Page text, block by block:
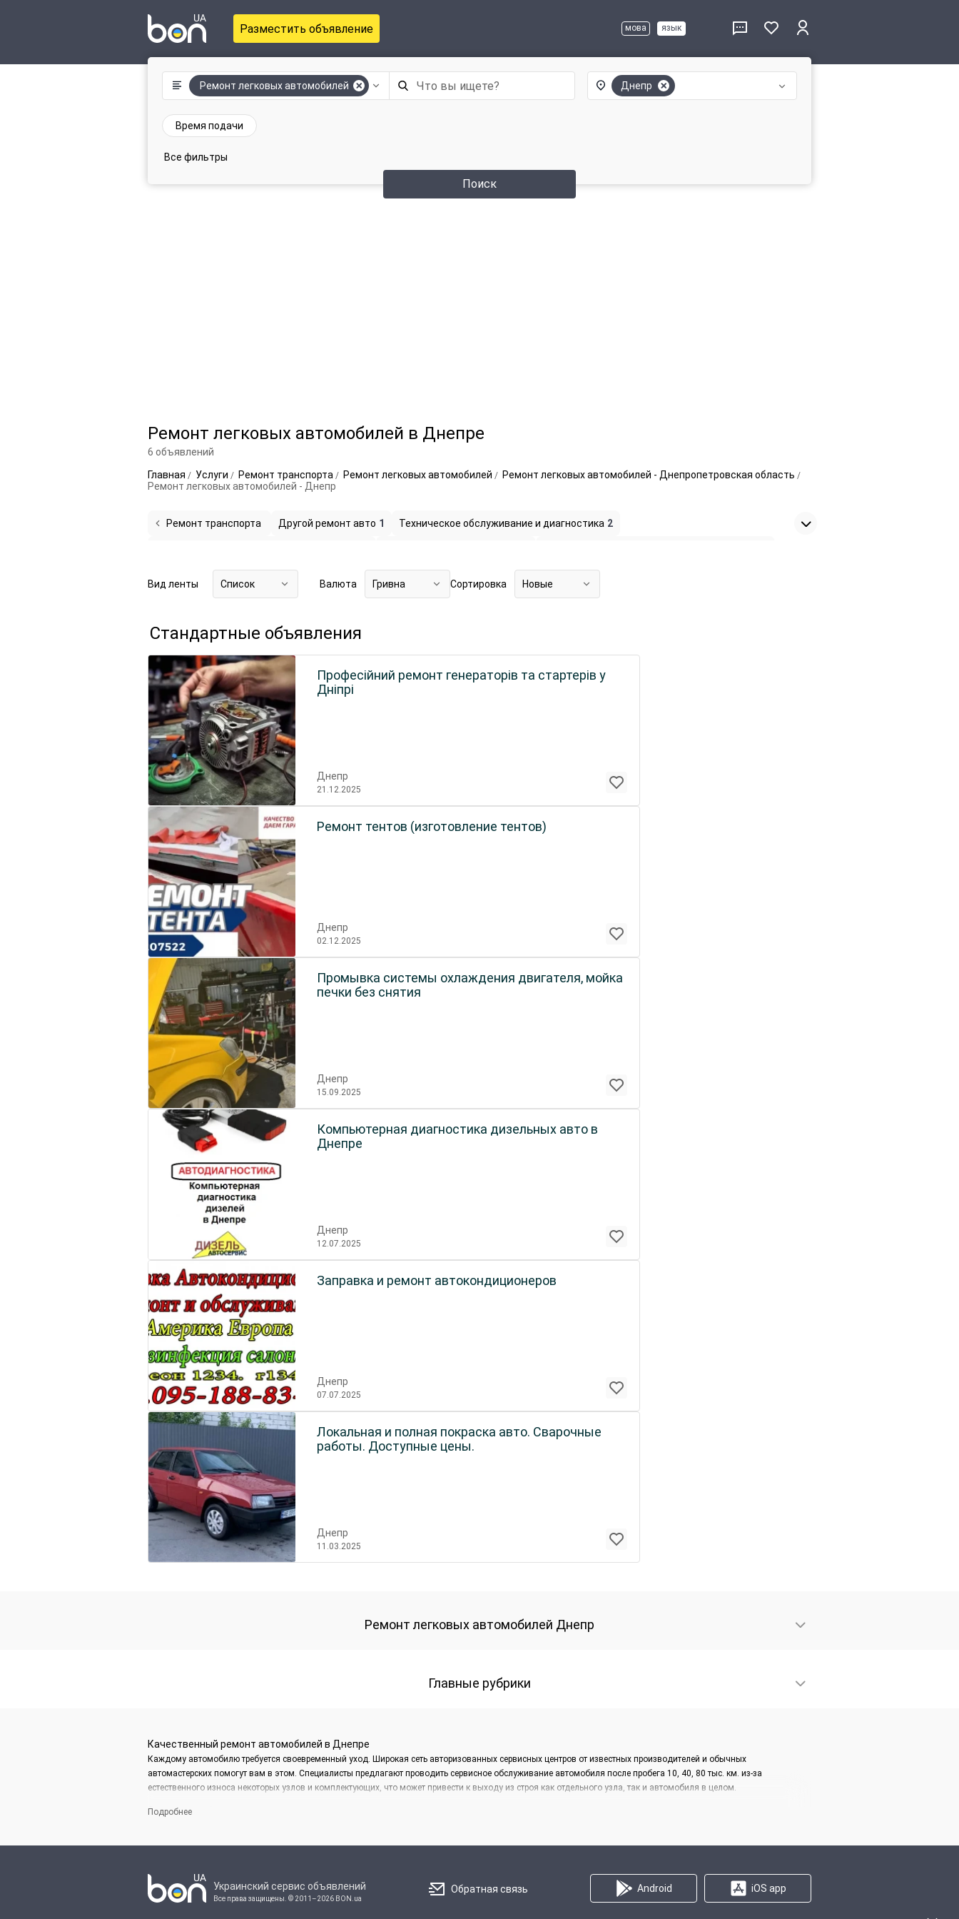
Разместить объявление мова язык
Ремонт легковых автомобилей Днепр
Поиск
Время подачи
Все фильтры
Ремонт легковых автомобилей в Днепре
6 объявлений
Главная
Услуги Ремонт транспорта Ремонт легковых автомобилей
Ремонт легковых автомобилей - Днепропетровская область
Ремонт легковых автомобилей - Днепр
Ремонт транспорта Другой ремонт авто 1 Техническое обслуживание и диагностика 2
Вид ленты Список Валюта Гривна Сортировка Новые
Стандартные объявления
Професійний ремонт генераторів та стартерів у
Дніпрі
Днепр
21.12.2025
Ремонт тентов (изготовление тентов)
Днепр
02.12.2025
Промывка системы охлаждения двигателя, мойка
печки без снятия
Днепр
15.09.2025
Компьютерная диагностика дизельных авто в
Днепре
Днепр
12.07.2025
Заправка и ремонт автокондиционеров
Днепр
07.07.2025
Локальная и полная покраска авто. Сварочные
работы. Доступные цены.
Днепр
11.03.2025
Ремонт легковых автомобилей Днепр
Главные рубрики
Качественный ремонт автомобилей в Днепре
Каждому автомобилю требуется своевременный уход. Широкая сеть авторизованных сервисных центров от известных производителей и обычных
автомастерских помогут вам в этом. Специалисты предлагают проводить сервисное обслуживание автомобиля после пробега 10, 40, 80 тыс. км. из-за
естественного износа некоторых узлов и комплектующих, что может привести к выходу из строя как отдельного узла, так и автомобиля в целом.
Сервисное обслуживание
В случае выявленных проблем, профессионалы проведут комплексный ремонт автомобиля. Своевременное сервисное обслуживание техники и компьютерная
диагностика автомобиля являются гарантией отличного состояния вашего авто.
Подробнее
Украинский сервис объявлений
Все права защищены. © 2011–2026 BON.ua
Обратная связь Android iOS app